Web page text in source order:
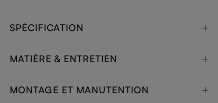
SPÉCIFICATION
MATIÈRE & ENTRETIEN
MONTAGE ET MANUTENTION